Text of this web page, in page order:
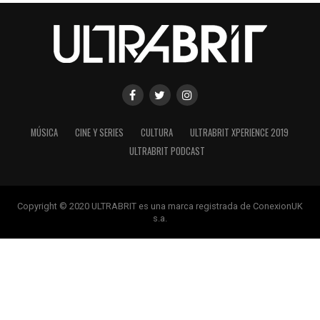
MÚSICA CINE Y SERIES CULTURA
ULTRABRIT XPERIENCE 2019
ULTRABRIT PODCAST
Copyright © 2020 ULTRABRIT es una marca registrada de ConexionUK
s.a.